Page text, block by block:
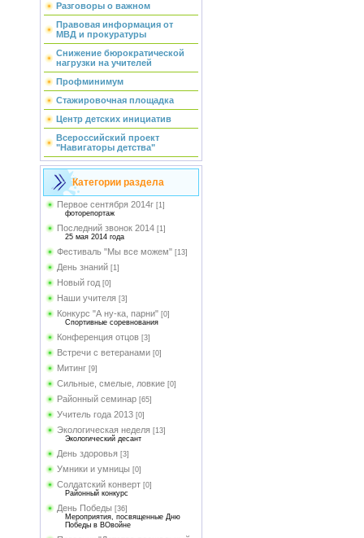
Разговоры о важном
Правовая информация от
МВД и прокуратуры
Снижение бюрократической
нагрузки на учителей
Профминимум
Стажировочная площадка
Центр детских инициатив
Всероссийский проект
"Навигаторы детства"
Категории раздела
Первое сентября 2014г [1]
фоторепортаж
Последний звонок 2014 [1]
25 мая 2014 года
Фестиваль "Мы все можем" [13]
День знаний [1]
Новый год [0]
Наши учителя [3]
Конкурс "А ну-ка, парни" [0]
Спортивные соревнования
Конференция отцов [3]
Встречи с ветеранами [0]
Митинг [9]
Сильные, смелые, ловкие [0]
Районный семинар [65]
Учитель года 2013 [0]
Экологическая неделя [13]
Экологический десант
День здоровья [3]
Умники и умницы [0]
Солдатский конверт [0]
Районный конкурс
День Победы [36]
Мероприятия, посвященные Дню
Победы в ВОвойне